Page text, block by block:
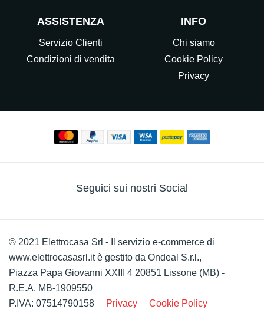
ASSISTENZA
Servizio Clienti
Condizioni di vendita
INFO
Chi siamo
Cookie Policy
Privacy
Seguici sui nostri Social
© 2021 Elettrocasa Srl - Il servizio e-commerce di
www.elettrocasasrl.it è gestito da Ondeal S.r.l.,
Piazza Papa Giovanni XXIII 4 20851 Lissone (MB) -
R.E.A. MB-1909550
P.IVA: 07514790158
Privacy Cookie Policy